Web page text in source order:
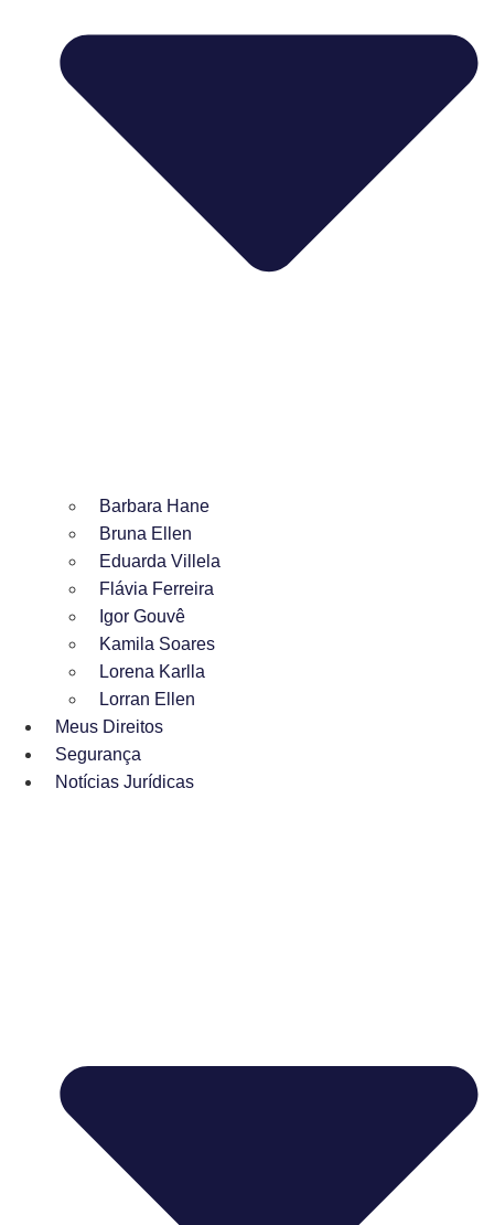
Barbara Hane
Bruna Ellen
Eduarda Villela
Flávia Ferreira
Igor Gouvê
Kamila Soares
Lorena Karlla
Lorran Ellen
Meus Direitos
Segurança
Notícias Jurídicas